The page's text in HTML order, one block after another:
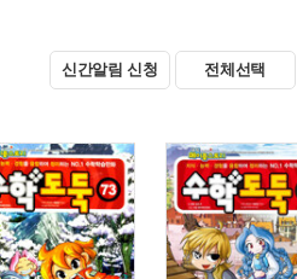
신간알림 신청 전체선택